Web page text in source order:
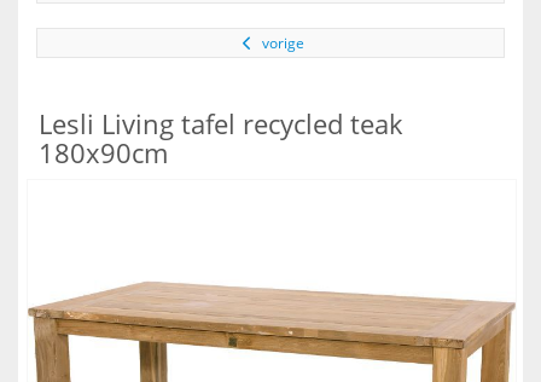
vorige
Lesli Living tafel recycled teak
180x90cm